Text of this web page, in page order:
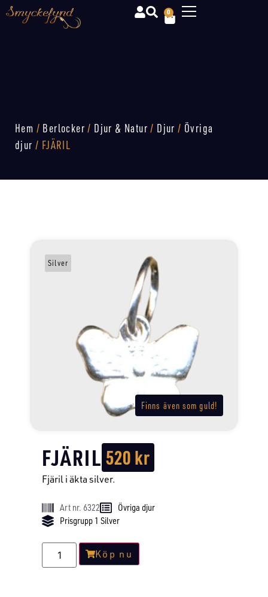
0
Hem / Berlocker / Djur & Natur / Djur / Övriga
djur / FJÄRIL
Finns även som guld!
Silver
FJÄRIL 520kr
Fjäril i äkta silver.
Art nr. 6322
Övriga djur
Prisgrupp 1 Silver
Köp nu